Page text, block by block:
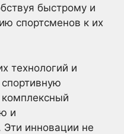
быстрому и
спортсменов к их
технологий и
и
инновации не